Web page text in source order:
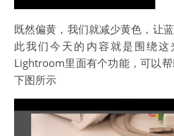
既然偏黄，我们就减少黄色，让
此我们今天的内容就是围绕
Lightroom里面有个功能，可以
下图所示